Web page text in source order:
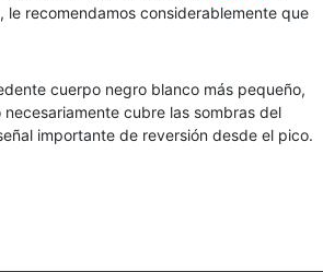
recomendamos considerablemente que
cuerpo negro blanco más pequeño,
cubre las sombras del
importante de reversión desde el pico.